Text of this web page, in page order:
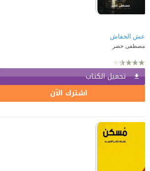
عش الخفاش
مصطفى خضر
تحميل الكتاب
اشترك الآن